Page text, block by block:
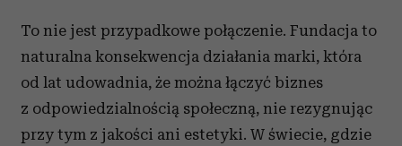
To nie jest przypadkowe połączenie. Fundacja to
naturalna konsekwencja działania marki, która
od lat udowadnia, że można łączyć biznes
z odpowiedzialnością społeczną, nie rezygnując
przy tym z jakości ani estetyki. W świecie, gdzie